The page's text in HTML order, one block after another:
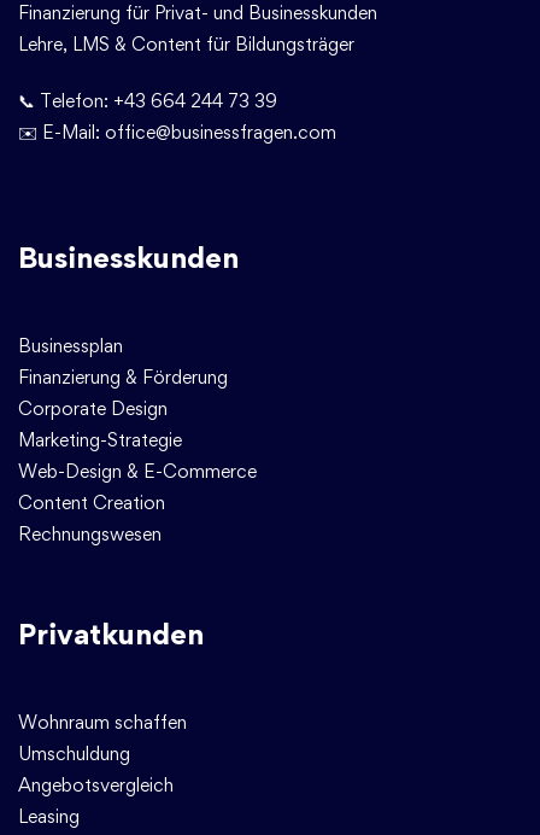
Finanzierung für Privat- und Businesskunden
Lehre, LMS & Content für Bildungsträger
📞 Telefon: +43 664 244 73 39
✉️ E-Mail: office@businessfragen.com
Businesskunden
Businessplan
Finanzierung & Förderung
Corporate Design
Marketing-Strategie
Web-Design & E-Commerce
Content Creation
Rechnungswesen
Privatkunden
Wohnraum schaffen
Umschuldung
Angebotsvergleich
Leasing